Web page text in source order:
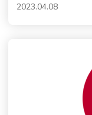
2023.04.08